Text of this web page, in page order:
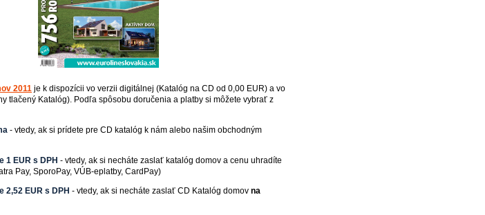
2011 je k dispozícii vo verzii digitálnej (Katalóg na CD od 0,00 EUR) a vo
tlačený Katalóg). Podľa spôsobu doručenia a platby si môžete vybrať z
- vtedy, ak si prídete pre CD katalóg k nám alebo našim obchodným
1 EUR s DPH - vtedy, ak si necháte zaslať katalóg domov a cenu uhradíte
Pay, SporoPay, VÚB-eplatby, CardPay)
2,52 EUR s DPH - vtedy, ak si necháte zaslať CD Katalóg domov na